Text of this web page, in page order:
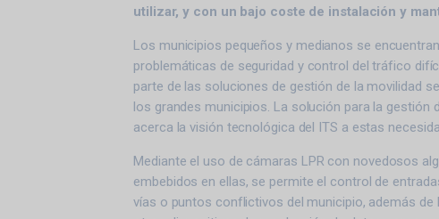
utilizar, y con un bajo coste de instalación y
Los municipios pequeños y medianos se
problemáticas de seguridad y control del tráfico
parte de las soluciones de gestión de la movilidad
los grandes municipios. La solución para la gestión
acerca la visión tecnológica del ITS a estas
Mediante el uso de cámaras LPR con novedosos
embebidos en ellas, se permite el control de
vías o puntos conflictivos del municipio, además de